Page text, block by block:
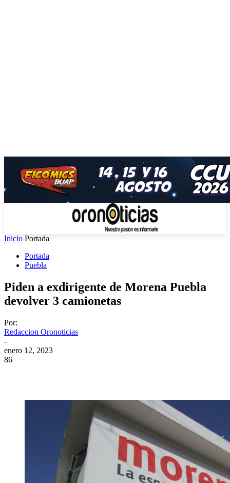
Inicio Portada
Portada
Puebla
Piden a exdirigente de Morena Puebla
devolver 3 camionetas
Por:
Redaccion Oronoticias
-
enero 12, 2023
86